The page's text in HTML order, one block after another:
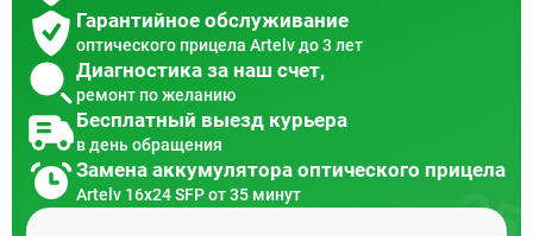
Гарантийное обслуживание
оптического прицела Artelv до 3 лет
Диагностика за наш счет,
ремонт по желанию
Бесплатный выезд курьера
в день обращения
Замена аккумулятора оптического прицела
Artelv 16x24 SFP от 35 минут